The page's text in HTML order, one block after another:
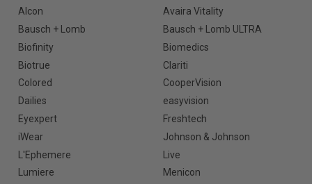
Alcon
Avaira Vitality
Bausch + Lomb
Bausch + Lomb ULTRA
Biofinity
Biomedics
Biotrue
Clariti
Colored
CooperVision
Dailies
easyvision
Eyexpert
Freshtech
iWear
Johnson & Johnson
L'Ephemere
Live
Lumiere
Menicon